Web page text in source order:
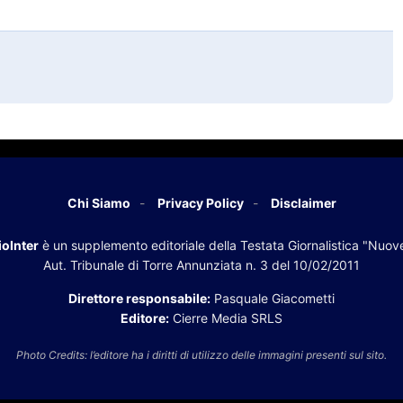
Chi Siamo Privacy Policy Disclaimer
è un supplemento editoriale della Testata Giornalistica
Aut. Tribunale di Torre Annunziata n. 3 del 10/02/2011
Direttore responsabile: Pasquale Giacometti
Editore: Cierre Media SRLS
Photo Credits: l’editore ha i diritti di utilizzo delle immagini presenti sul sito.